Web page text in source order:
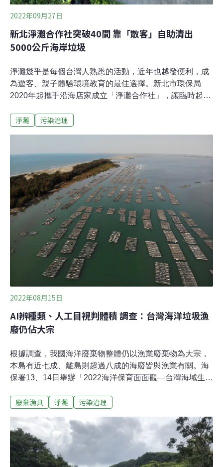
2022年09月27日
新北淨灘合作社突破40間 靠「散客」自助清出
5000公斤海岸垃圾
淨灘幾乎是每個台灣人熟悉的活動，近年也越發便利，成
為遊客、親子體驗環境教育的最佳選擇。新北市環保局
2020年起攜手沿海店家成立「淨灘合作社」，讓臨時起意
新北市環保局與萬里海水浴場的「白宮行館沙灘溫泉度假
積清理超過5000公斤的海岸垃圾。免費借工具 新北首創淨
灘合作社 「散客」想淨就淨新北市環保局2020年推出全國
首創「想淨就淨－淨灘合作社」，與海岸線周邊的在地店
家合作，只要民眾前往掛有「淨灘合作社」浮球招牌的店
家，就可免費借用工具展開淨灘行動，結束後將收集的廢
棄物交給店家，店家與清潔隊就會協助後續的垃圾收運。
淨灘 污染治理
2022年08月15日
AI辨種類、人工目視判體積 調查：台灣海洋垃圾漁
廢仍佔大宗
根據調查，我國海洋廢棄物整體仍以漁業廢棄物為大宗，
本島有近七成、離島則超過八成的海廢皆與漁業有關。海
保署13、14日舉辦「2022海洋保育面面觀—台灣海域生態
海廢監測，透過近三年的「海廢快篩調查」更發現，海廢
技！ 無人機、AI模型辨種類 人工目視判體積全球海洋廢棄
物急遽增加，每年約有800萬噸的塑膠垃圾進入海中，四
面環海的台灣，也難以在「海廢治理」的全球議題中缺
席。有效的海洋污染治理必須正確掌握海廢監測數據，然
廢棄漁具 淨灘 污染治理